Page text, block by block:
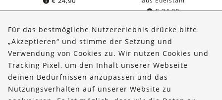
€24,90
Über uns
Bestellungen
Kontakt & Hilfe
Für das bestmögliche Nutzererlebnis drücke bitte
„Akzeptieren“ und stimme der Setzung und
Verwendung von Cookies zu. Wir nutzen Cookies und
Tracking Pixel, um den Inhalt unserer Webseite
deinen Bedürfnissen anzupassen und das
Nutzungsverhalten auf unserer Website zu